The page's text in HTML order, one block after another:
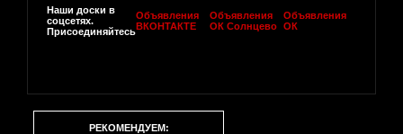
Наши доски в
соцсетях.
Присоединяйтесь
Объявления
ВКОНТАКТЕ
Объявления
ОК Солнцево
Объявления
ОК
РЕКОМЕНДУЕМ: